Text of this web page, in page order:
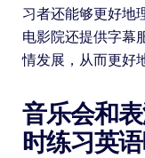
习者还能够更好地
电影院还提供字幕
情发展，从而更好
音乐会和
时练习英